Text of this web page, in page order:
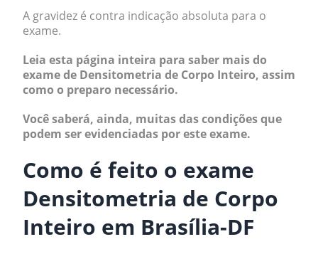
A gravidez é contra indicação absoluta para o
exame.
Leia esta página inteira para saber mais do
exame de Densitometria de Corpo Inteiro, assim
como o preparo necessário.
Você saberá, ainda, muitas das condições que
podem ser evidenciadas por este exame.
Como é feito o exame
Densitometria de Corpo
Inteiro em Brasília-DF